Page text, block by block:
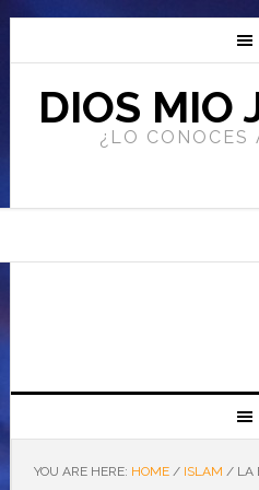
DIOS MIO
¿LO CONOCES
YOU ARE HERE: HOME / ISLAM /LA